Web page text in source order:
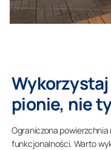
pionie, nie
Ograniczona
funkcjonalności. Warto